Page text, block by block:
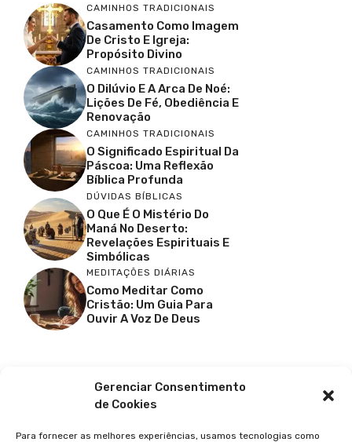
Gerenciar Consentimento
de Cookies
Para fornecer as melhores experiências, usamos tecnologias como
CAMINHOS TRADICIONAIS
Casamento Como Imagem
De Cristo E Igreja:
Propósito Divino
CAMINHOS TRADICIONAIS
O Dilúvio E A Arca De Noé:
Lições De Fé, Obediência E
Renovação
CAMINHOS TRADICIONAIS
O Significado Espiritual Da
Páscoa: Uma Reflexão
Bíblica Profunda
DÚVIDAS BÍBLICAS
O Que É O Mistério Do
Maná No Deserto:
Revelações Espirituais E
Simbólicas
MEDITAÇÕES DIÁRIAS
Como Meditar Como
Cristão: Um Guia Para
Ouvir A Voz De Deus
Facebook
Youtube
Pinterest